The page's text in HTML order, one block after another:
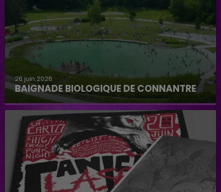
26 juin 2026
BAIGNADE BIOLOGIQUE DE CONNANTRE
Baignade biologique de Connantre